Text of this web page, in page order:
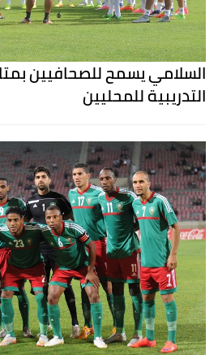
السلامي يسمح للصحافيين
التدريبية للمحليين